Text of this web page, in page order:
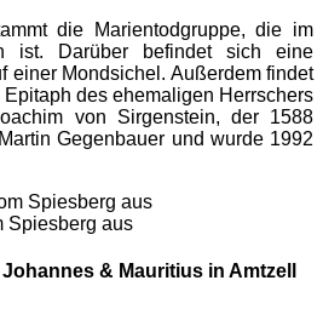
die Marientodgruppe, die im
ist. Darüber befindet sich eine
einer Mondsichel. Außerdem findet
des ehemaligen Herrschers
von Sirgenstein, der 1588
Gegenbauer und wurde 1992
Spiesberg aus
& Mauritius in Amtzell